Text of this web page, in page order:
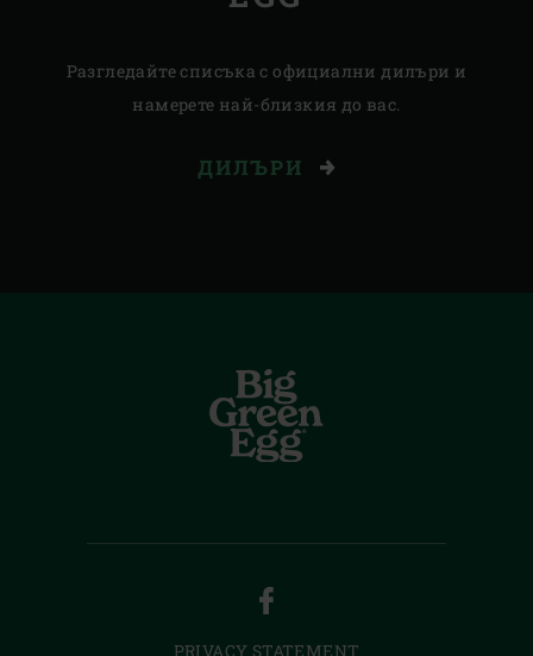
Разгледайте списъка с официални дилъри и
намерете най-близкия до вас.
ДИЛЪРИ
FACEBOOK
PRIVACY STATEMENT